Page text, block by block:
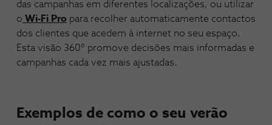
das campanhas em diferentes localizações, ou utilizar
o Wi-Fi Pro para recolher automaticamente contactos
dos clientes que acedem à internet no seu espaço.
Esta visão 360º promove decisões mais informadas e
campanhas cada vez mais ajustadas.
Exemplos de como o seu verão